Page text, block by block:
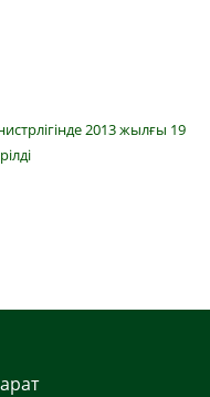
2013 жылғы 19